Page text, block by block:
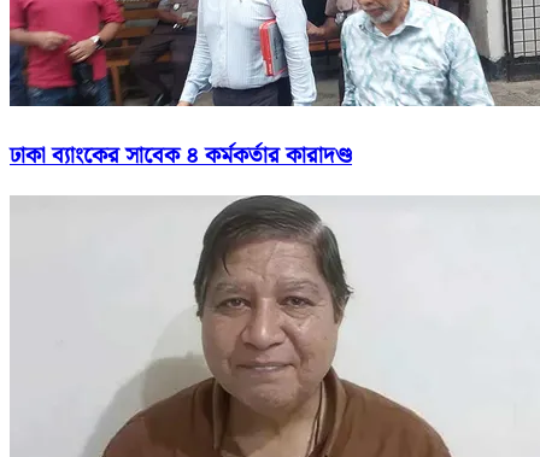
ঢাকা ব্যাংকের সাবেক ৪ কর্মকর্তার কারাদণ্ড